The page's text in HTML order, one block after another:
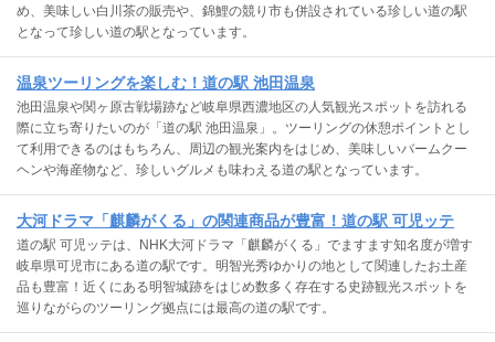
め、美味しい白川茶の販売や、錦鯉の競り市も併設されている珍しい道の駅
となって珍しい道の駅となっています。
温泉ツーリングを楽しむ！道の駅 池田温泉
池田温泉や関ヶ原古戦場跡など岐阜県西濃地区の人気観光スポットを訪れる
際に立ち寄りたいのが「道の駅 池田温泉」。ツーリングの休憩ポイントとし
て利用できるのはもちろん、周辺の観光案内をはじめ、美味しいバームクー
ヘンや海産物など、珍しいグルメも味わえる道の駅となっています。
大河ドラマ「麒麟がくる」の関連商品が豊富！道の駅 可児ッテ
道の駅 可児ッテは、NHK大河ドラマ「麒麟がくる」でますます知名度が増す
岐阜県可児市にある道の駅です。明智光秀ゆかりの地として関連したお土産
品も豊富！近くにある明智城跡をはじめ数多く存在する史跡観光スポットを
巡りながらのツーリング拠点には最高の道の駅です。